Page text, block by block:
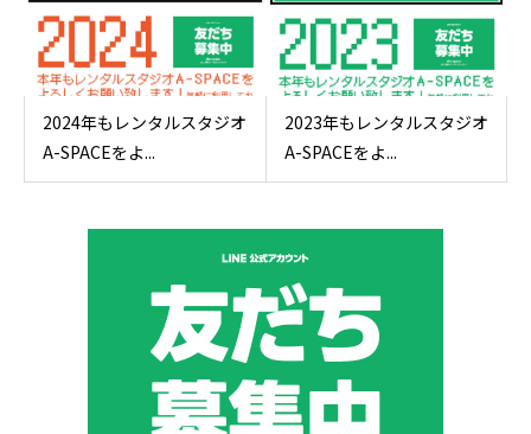
2024年もレンタルスタジオ
A-SPACEをよ...
2023年もレンタルスタジオ
A-SPACEをよ...